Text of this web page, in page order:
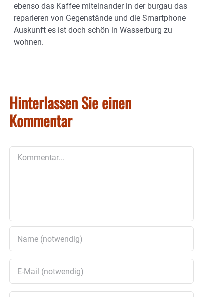
ebenso das Kaffee miteinander in der burgau das
reparieren von Gegenstände und die Smartphone
Auskunft es ist doch schön in Wasserburg zu
wohnen.
Hinterlassen Sie einen
Kommentar